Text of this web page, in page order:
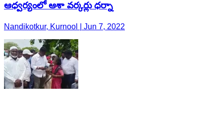
ఆధ్వర్యంలో ఆశా వర్కర్లు ధర్నా
Nandikotkur, Kurnool | Jun 7, 2022